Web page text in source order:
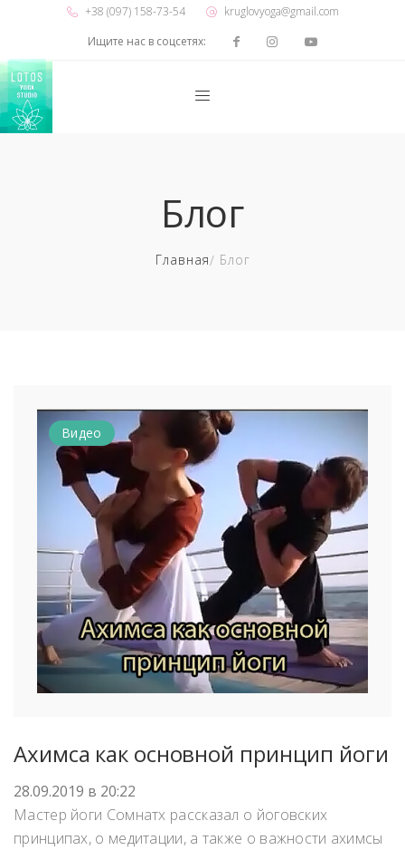
+38 (097) 158-73-54
kruglovyoga@gmail.com
Ищите нас в соцсетях:
Блог
Главная Блог
Видео
Ахимса как основной принцип йоги
28.09.2019 в 20:22
Мастер йоги Сомнатх рассказал о йоговских
принципах, о медитации, а также о важности ахимсы